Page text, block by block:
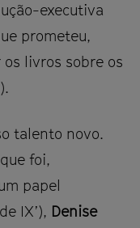
executiva
prometeu,
livros sobre os
talento novo.
foi,
papel
IX’), Denise